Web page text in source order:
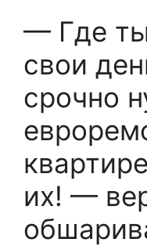
— Где
свои
срочно
их! —